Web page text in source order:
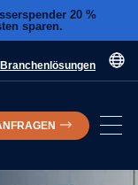
20 %
sparen.
Branchenlösungen